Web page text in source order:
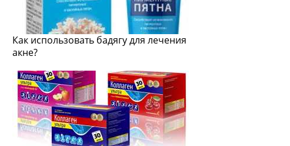
Как использовать бадягу для лечения
акне?